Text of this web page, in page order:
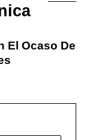
El Ocaso De